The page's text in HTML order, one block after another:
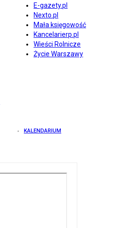
E-gazety.pl
Nexto.pl
Mała księgowość
Kancelarierp.pl
Wieści Rolnicze
Życie Warszawy
KALENDARIUM